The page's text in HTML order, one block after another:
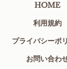
HOME
利用規約
プライバシーポ
お問い合わ